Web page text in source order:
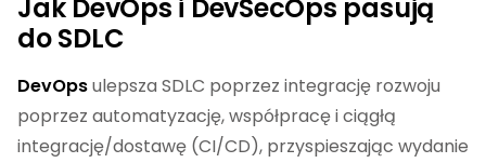
Jak DevOps i DevSecOps pasują
do SDLC
DevOpsulepsza SDLC poprzez integrację rozwoju
poprzez automatyzację, współpracę i ciągłą
integrację/dostawę (CI/CD), przyspieszając wydanie